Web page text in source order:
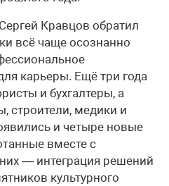
Кравцов обратил
всё чаще осознанно
карьеры. Ещё три года
и бухгалтеры, а
строители, медики и
и четыре новые
вместе с
— интеграция решений
культурного